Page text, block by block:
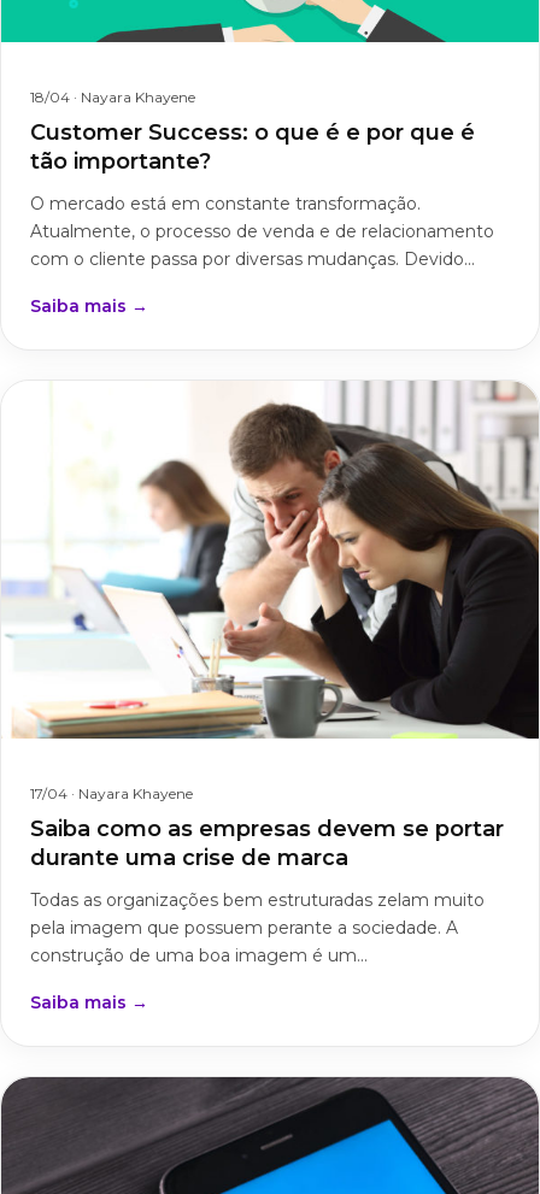
18/04 · Nayara Khayene
Customer Success: o que é e por que é
tão importante?
O mercado está em constante transformação.
Atualmente, o processo de venda e de relacionamento
com o cliente passa por diversas mudanças. Devido...
Saiba mais →
17/04 · Nayara Khayene
Saiba como as empresas devem se portar
durante uma crise de marca
Todas as organizações bem estruturadas zelam muito
pela imagem que possuem perante a sociedade. A
construção de uma boa imagem é um...
Saiba mais →